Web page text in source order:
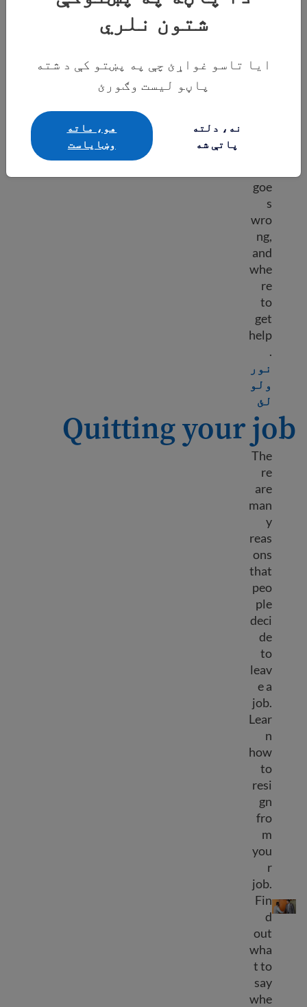
شتون نلري
ایا تاسو غواړئ چې په پښتو کې د شته
پاڼو لیست وګورئ
نه، دلته
پاتې شه
هو، ماته
وښایاست
ons,
goe
s
wro
ng,
and
whe
re
to
get
help
.
نور
ولو
لئLearn more about Workers’ rights
Quitting your job
Quitting your job
The
re
are
man
y
reas
ons
that
peo
ple
deci
de
to
leav
e a
job.
Lear
n
how
to
resi
gn
fro
m
you
r
job.
Fin
d
out
wha
t to
say
whe